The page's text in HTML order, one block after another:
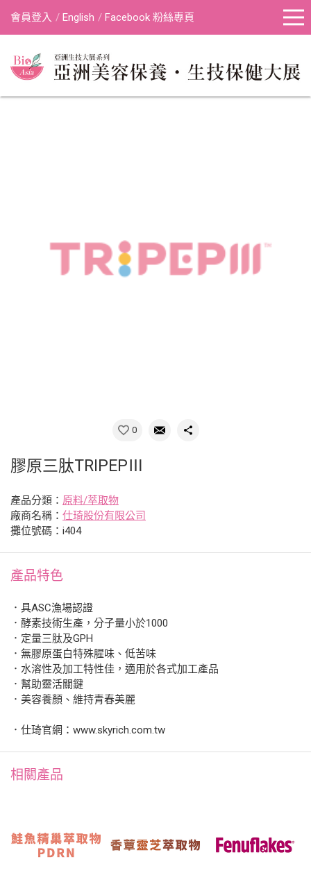
會員登入 English Facebook 粉絲專頁
0
膠原三肽TRIPEPⅢ
產品分類： 原料/萃取物
廠商名稱： 仕琦股份有限公司
攤位號碼：i404
產品特色
．具ASC漁場認證
．酵素技術生產，分子量小於1000
．定量三肽及GPH
．無膠原蛋白特殊腥味、低苦味
．水溶性及加工特性佳，適用於各式加工產品
．幫助靈活關鍵
．美容養顏、維持青春美麗
．仕琦官網：www.skyrich.com.tw
相關產品